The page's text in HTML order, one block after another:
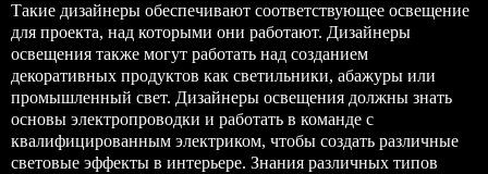
Такие дизайнеры обеспечивают соответствующее освещение
для проекта, над которыми они работают. Дизайнеры
освещения также могут работать над созданием
декоративных продуктов как светильники, абажуры или
промышленный свет. Дизайнеры освещения должны знать
основы электропроводки и работать в команде с
квалифицированным электриком, чтобы создать различные
световые эффекты в интерьере. Знания различных типов